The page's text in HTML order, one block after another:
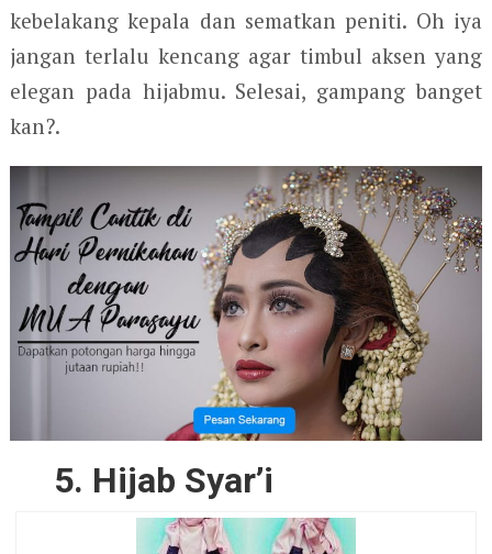
kebelakang kepala dan sematkan peniti. Oh iya
jangan terlalu kencang agar timbul aksen yang
elegan pada hijabmu. Selesai, gampang banget
kan?.
5. Hijab Syar’i